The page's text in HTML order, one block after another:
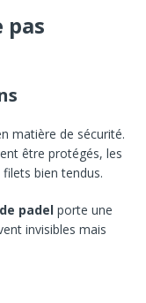
pas
matière de sécurité.
être protégés, les
bien tendus.
padel porte une
invisibles mais